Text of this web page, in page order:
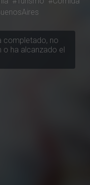
completado, no
o ha alcanzado el